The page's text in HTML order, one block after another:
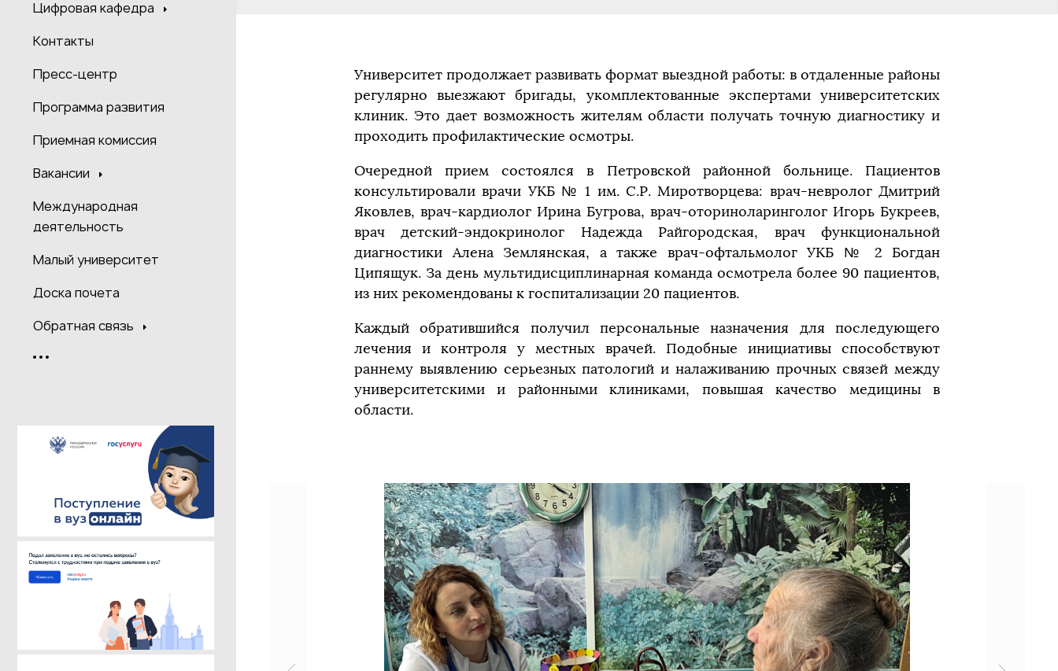
Цифровая кафедра
Контакты
Пресс-центр
Программа развития
Приемная комиссия
Вакансии
Международная
деятельность
Малый университет
Доска почета
Обратная связь
Университет продолжает развивать формат выездной работы: в отдаленные районы
регулярно выезжают бригады, укомплектованные экспертами университетских
клиник. Это дает возможность жителям области получать точную диагностику и
проходить профилактические осмотры.
Очередной прием состоялся в Петровской районной больнице. Пациентов
консультировали врачи УКБ № 1 им. С.Р. Миротворцева: врач-невролог Дмитрий
Яковлев, врач-кардиолог Ирина Бугрова, врач-оториноларинголог Игорь Букреев,
врач детский-эндокринолог Надежда Райгородская, врач функциональной
диагностики Алена Землянская, а также врач-офтальмолог УКБ № 2 Богдан
Ципящук. За день мультидисциплинарная команда осмотрела более 90 пациентов,
из них рекомендованы к госпитализации 20 пациентов.
Каждый обратившийся получил персональные назначения для последующего
лечения и контроля у местных врачей. Подобные инициативы способствуют
раннему выявлению серьезных патологий и налаживанию прочных связей между
университетскими и районными клиниками, повышая качество медицины в
области.